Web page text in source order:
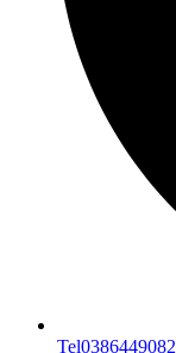
Tel0386449082